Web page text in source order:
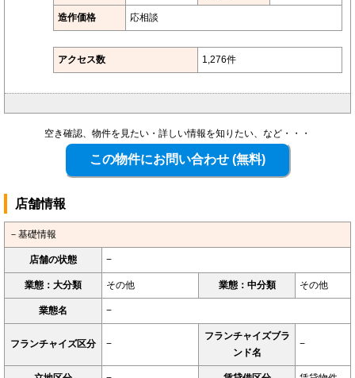
造作価格 応相談
アクセス数 1,276件
空き確認、物件を見たい・詳しい情報を知りたい、など・・・
店舗情報
－基礎情報
店舗の状態 −
業態：大分類 その他 業態：中分類 その他
業態名 −
フランチャイズ区分 −
フランチャイズブラ
ンド名
−